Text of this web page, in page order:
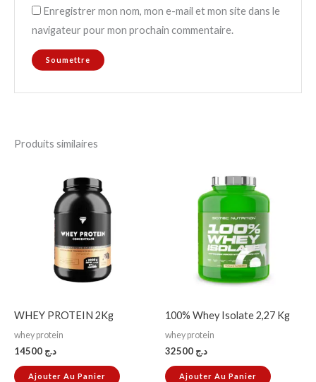
Enregistrer mon nom, mon e-mail et mon site dans le
navigateur pour mon prochain commentaire.
Produits similaires
WHEY PROTEIN 2Kg
whey protein
د.ج
Ajouter Au Panier
100% Whey Isolate 2,27 Kg
whey protein
د.ج
Ajouter Au Panier